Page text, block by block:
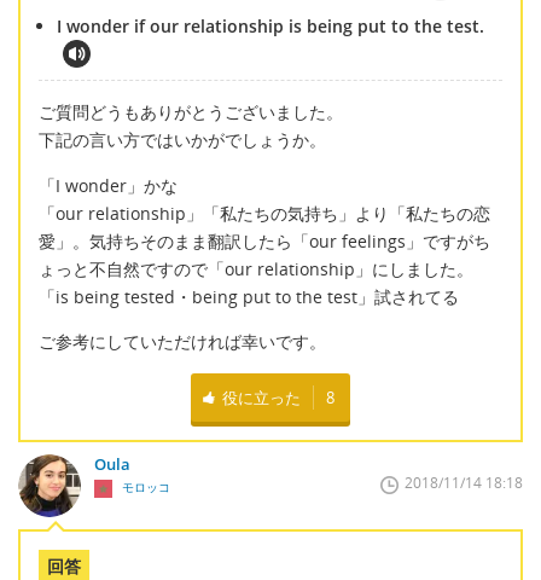
I wonder if our relationship is being put to the test.
ご質問どうもありがとうございました。
下記の言い方ではいかがでしょうか。
「I wonder」かな
「our relationship」「私たちの気持ち」より「私たちの恋
愛」。気持ちそのまま翻訳したら「our feelings」ですがち
ょっと不自然ですので「our relationship」にしました。
「is being tested・being put to the test」試されてる
ご参考にしていただければ幸いです。
役に立った 8
Oula
モロッコ 2018/11/14 18:18
回答